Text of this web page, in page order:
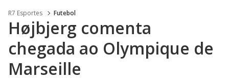
R7 Esportes Futebol
Højbjerg comenta
chegada ao Olympique de
Marseille